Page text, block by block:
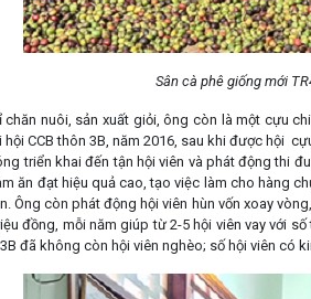
Sân cà phê giống mới
chăn nuôi, sản xuất giỏi, ông còn là một cựu
hội CCB thôn 3B, năm 2016, sau khi được hội
triển khai đến tận hội viên và phát động thi
ăn đạt hiệu quả cao, tạo việc làm cho hàng
Ông còn phát động hội viên hùn vốn xoay
đồng, mỗi năm giúp từ 2-5 hội viên vay với
đã không còn hội viên nghèo; số hội viên có